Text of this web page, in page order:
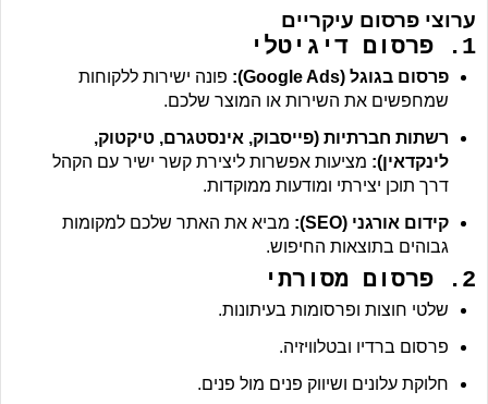
ערוצי פרסום עיקריים
1. פרסום דיגיטלי
פרסום בגוגל (Google Ads):
פונה ישירות ללקוחות
שמחפשים את השירות או המוצר שלכם.
רשתות חברתיות (פייסבוק, אינסטגרם, טיקטוק,
לינקדאין): מציעות אפשרות ליצירת קשר ישיר עם הקהל
דרך תוכן יצירתי ומודעות ממוקדות.
קידום אורגני (SEO):
מביא את האתר שלכם למקומות
גבוהים בתוצאות החיפוש.
2. פרסום מסורתי
שלטי חוצות ופרסומות בעיתונות.
פרסום ברדיו ובטלוויזיה.
חלוקת עלונים ושיווק פנים מול פנים.